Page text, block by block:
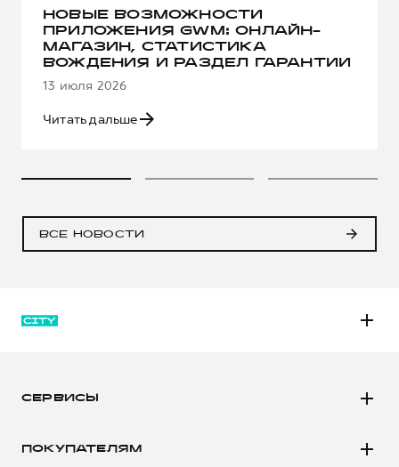
НОВЫЕ ВОЗМОЖНОСТИ
ПРИЛОЖЕНИЯ GWM: ОНЛАЙН-
МАГАЗИН, СТАТИСТИКА
ВОЖДЕНИЯ И РАЗДЕЛ ГАРАНТИИ
13 июля 2026
Читать дальше
ВСЕ НОВОСТИ
СЕРВИСЫ
ПОКУПАТЕЛЯМ